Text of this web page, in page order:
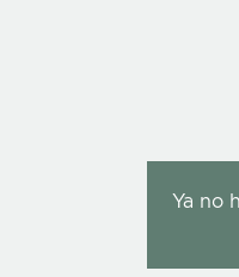
Ya no